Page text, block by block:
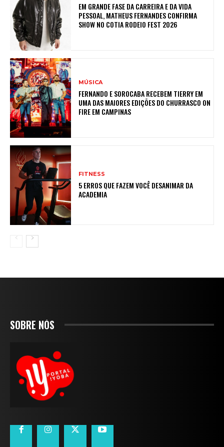
EM GRANDE FASE DA CARREIRA E DA VIDA
PESSOAL, MATHEUS FERNANDES CONFIRMA
SHOW NO COTIA RODEIO FEST 2026
MÚSICA
FERNANDO E SOROCABA RECEBEM TIERRY EM
UMA DAS MAIORES EDIÇÕES DO CHURRASCO ON
FIRE EM CAMPINAS
FITNESS
5 ERROS QUE FAZEM VOCÊ DESANIMAR DA
ACADEMIA
SOBRE NÓS